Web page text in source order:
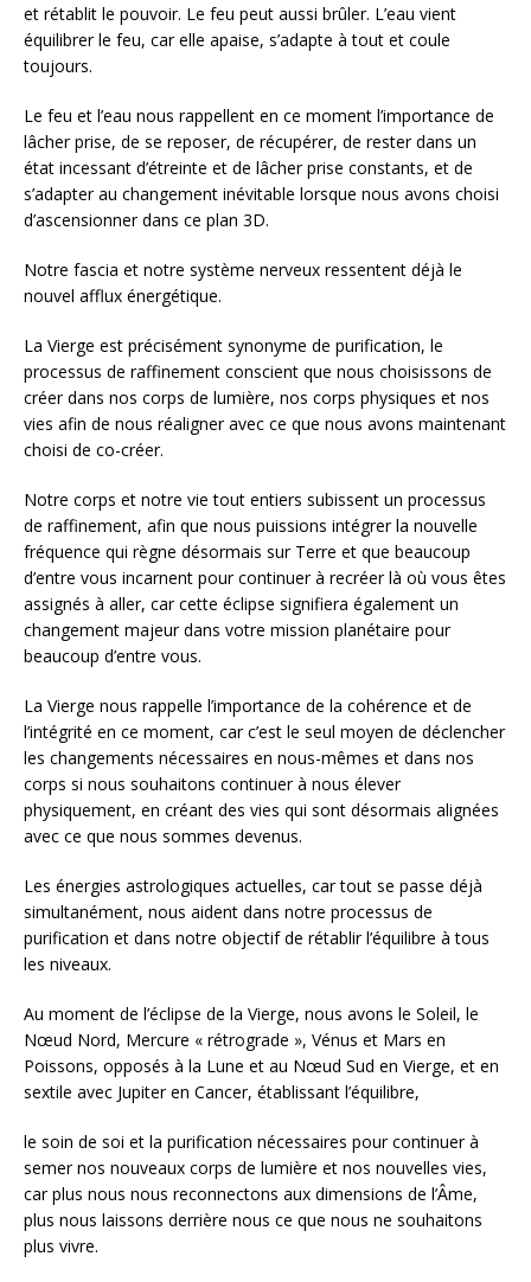
et rétablit le pouvoir. Le feu peut aussi brûler. L’eau vient
équilibrer le feu, car elle apaise, s’adapte à tout et coule
toujours.
Le feu et l’eau nous rappellent en ce moment l’importance de
lâcher prise, de se reposer, de récupérer, de rester dans un
état incessant d’étreinte et de lâcher prise constants, et de
s’adapter au changement inévitable lorsque nous avons choisi
d’ascensionner dans ce plan 3D.
Notre fascia et notre système nerveux ressentent déjà le
nouvel afflux énergétique.
La Vierge est précisément synonyme de purification, le
processus de raffinement conscient que nous choisissons de
créer dans nos corps de lumière, nos corps physiques et nos
vies afin de nous réaligner avec ce que nous avons maintenant
choisi de co-créer.
Notre corps et notre vie tout entiers subissent un processus
de raffinement, afin que nous puissions intégrer la nouvelle
fréquence qui règne désormais sur Terre et que beaucoup
d’entre vous incarnent pour continuer à recréer là où vous êtes
assignés à aller, car cette éclipse signifiera également un
changement majeur dans votre mission planétaire pour
beaucoup d’entre vous.
La Vierge nous rappelle l’importance de la cohérence et de
l’intégrité en ce moment, car c’est le seul moyen de déclencher
les changements nécessaires en nous-mêmes et dans nos
corps si nous souhaitons continuer à nous élever
physiquement, en créant des vies qui sont désormais alignées
avec ce que nous sommes devenus.
Les énergies astrologiques actuelles, car tout se passe déjà
simultanément, nous aident dans notre processus de
purification et dans notre objectif de rétablir l’équilibre à tous
les niveaux.
Au moment de l’éclipse de la Vierge, nous avons le Soleil, le
Nœud Nord, Mercure « rétrograde », Vénus et Mars en
Poissons, opposés à la Lune et au Nœud Sud en Vierge, et en
sextile avec Jupiter en Cancer, établissant l’équilibre,
le soin de soi et la purification nécessaires pour continuer à
semer nos nouveaux corps de lumière et nos nouvelles vies,
car plus nous nous reconnectons aux dimensions de l’Âme,
plus nous laissons derrière nous ce que nous ne souhaitons
plus vivre.